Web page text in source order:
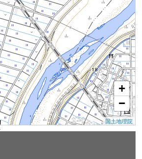
+
−
国土地理院